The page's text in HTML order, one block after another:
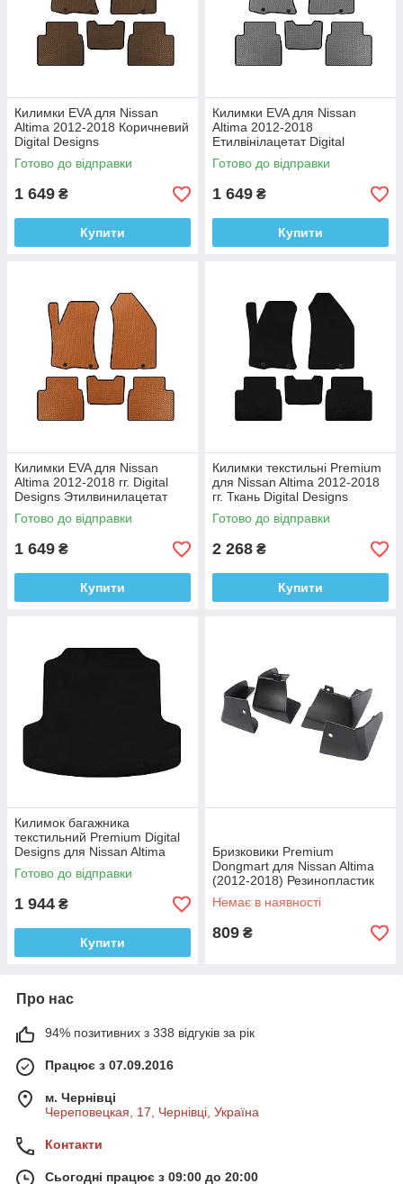
Килимки EVA для Nissan
Altima 2012-2018 Коричневий
Digital Designs
Этилвинилацетат
Готово до відправки
1 649 ₴
Купити
Килимки EVA для Nissan
Altima 2012-2018
Етилвінілацетат Digital
Designs
Готово до відправки
1 649 ₴
Купити
Килимки EVA для Nissan
Altima 2012-2018 гг. Digital
Designs Этилвинилацетат
Готово до відправки
1 649 ₴
Купити
Килимки текстильні Premium
для Nissan Altima 2012-2018
гг. Ткань Digital Designs
Готово до відправки
2 268 ₴
Купити
Килимок багажника
текстильний Premium Digital
Designs для Nissan Altima
2012-2018 рр. Тканина
Готово до відправки
1 944 ₴
Купити
Бризковики Premium
Dongmart для Nissan Altima
(2012-2018) Резинопластик
(4 шт)
Немає в наявності
809 ₴
Про нас
94% позитивних з 338 відгуків за рік
Працює з 07.09.2016
м. Чернівці
Череповецкая, 17, Чернівці, Україна
Контакти
Сьогодні працює з 09:00 до 20:00